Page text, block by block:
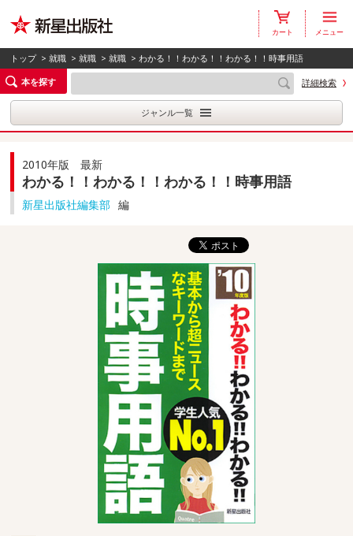
カート メニュー
トップ >就職 >就職 >就職 > わかる！！わかる！！わかる！！時事用語
本を探す
詳細検索
ジャンル一覧
2010年版 最新
わかる！！わかる！！わかる！！時事用語
新星出版社編集部 編